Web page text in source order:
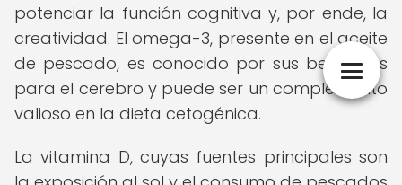
potenciar la función cognitiva y, por ende, la
creatividad. El omega-3, presente en el aceite
de pescado, es conocido por sus beneficios
para el cerebro y puede ser un complemento
valioso en la dieta cetogénica.
La vitamina D, cuyas fuentes principales son